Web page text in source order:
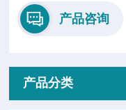
产品咨询
产品分类